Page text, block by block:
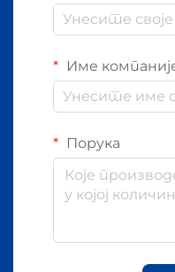
Име
Порука